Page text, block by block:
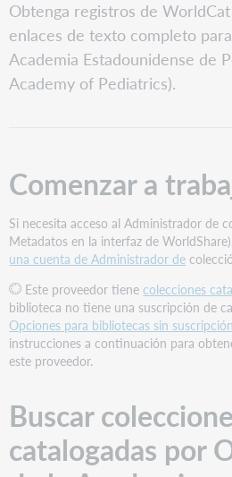
a
trabajar
Buscar
colecciones
catalogadas
de
Academia
Estadounidense
de
(American
Academy
of
Pediatrics)
Agregar
a
su
base
Obtenga registros de
enlaces de texto completo
Academia Estadounidense de
Academy of Pediatrics).
Comenzar a
Si necesita acceso al Administrador de
Metadatos en la interfaz de
una cuenta de Administrador de
Este proveedor tienecolecciones
biblioteca no tiene una suscripción de
Opciones para bibliotecas sin
instrucciones a continuación para
este proveedor.
Buscar
catalogadas por